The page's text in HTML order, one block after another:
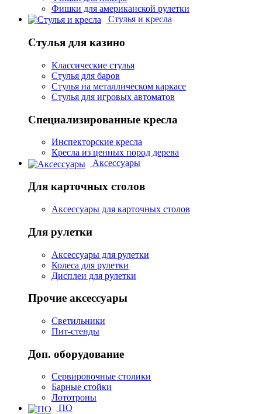
Фишки для американской рулетки
Стулья и кресла
Стулья для казино
Классические стулья
Стулья для баров
Стулья на металлическом каркасе
Стулья для игровых автоматов
Специализированные кресла
Инспекторские кресла
Кресла из ценных пород дерева
Аксессуары
Для карточных столов
Аксессуары для карточных столов
Для рулетки
Аксессуары для рулетки
Колеса для рулетки
Дисплеи для рулетки
Прочие аксессуары
Светильники
Пит-стенды
Доп. оборудование
Сервировочные столики
Барные стойки
Лототроны
ПО